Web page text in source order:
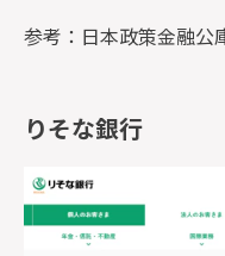
参考：日本政策金融公
りそな銀行